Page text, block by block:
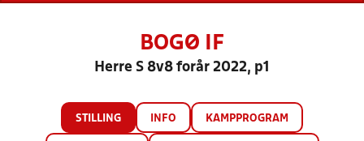
BOGØ IF
Herre S 8v8 forår 2022, p1
STILLING INFO KAMPPROGRAM